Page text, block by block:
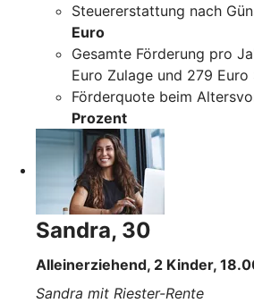
Steuererstattung nach
Euro
Gesamte Förderung pro
Euro Zulage und 279
Förderquote beim
Prozent
Sandra, 30
Alleinerziehend, 2 Kinder,
Sandra mit Riester-Rente